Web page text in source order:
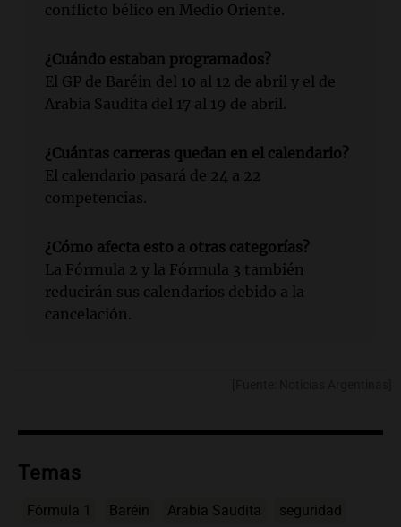
conflicto bélico en Medio Oriente.
¿Cuándo estaban programados?
El GP de Baréin del 10 al 12 de abril y el de
Arabia Saudita del 17 al 19 de abril.
¿Cuántas carreras quedan en el calendario?
El calendario pasará de 24 a 22
competencias.
¿Cómo afecta esto a otras categorías?
La Fórmula 2 y la Fórmula 3 también
reducirán sus calendarios debido a la
cancelación.
Temas
Fórmula 1 Baréin Arabia Saudita seguridad